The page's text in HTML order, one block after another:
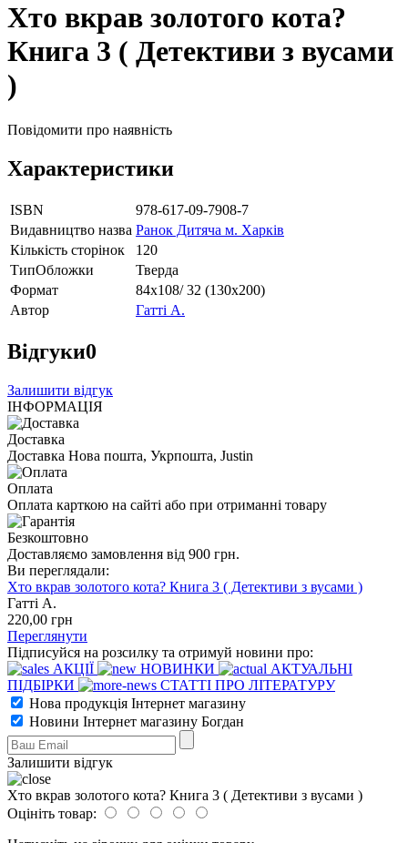
Хто вкрав золотого кота?
Книга 3 ( Детективи з вусами
)
Повідомити про наявність
Характеристики
ISBN
978-617-09-7908-7
Видавництво назва Ранок Дитяча м. Харків
Кількість сторінок
120
ТипОбложки
Тверда
Формат
84х108/ 32 (130х200)
Автор
Гатті А.
Відгуки0
Залишити відгук
ІНФОРМАЦІЯ
Доставка
Доставка Нова пошта, Укрпошта, Justin
Оплата
Оплата карткою на сайті або при отриманні товару
Безкоштовно
Доставляємо замовлення від 900 грн.
Ви переглядали:
Хто вкрав золотого кота? Книга 3 ( Детективи з вусами )
Гатті А.
220,00 грн
Переглянути
Підписуйся на розсилку та отримуй новини про:
АКЦІЇ
НОВИНКИ
АКТУАЛЬНІ
ПІДБІРКИ
СТАТТІ ПРО ЛІТЕРАТУРУ
Нова продукція Інтернет магазину
Новини Інтернет магазину Богдан
Залишити відгук
Хто вкрав золотого кота? Книга 3 ( Детективи з вусами )
Оцініть товар: